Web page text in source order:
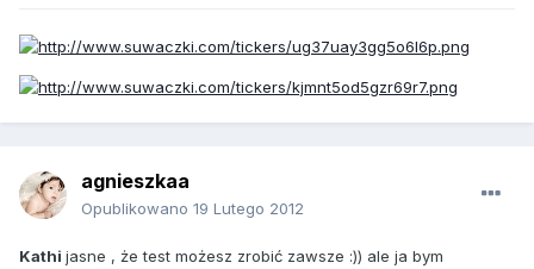
agnieszkaa
Opublikowano 19 Lutego 2012
Kathi jasne , że test możesz zrobić zawsze :)) ale ja bym